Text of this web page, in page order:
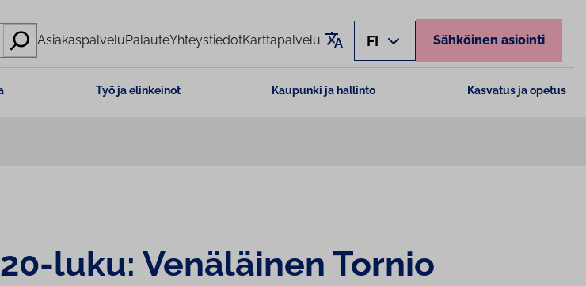
AsiakaspalveluPalauteYhteystiedotKarttapalvelu Käännä sivu
FI Sähköinen asiointi
Työ ja elinkeinot Kaupunki ja hallinto Kasvatus ja opetus
luku: Venäläinen Tornio